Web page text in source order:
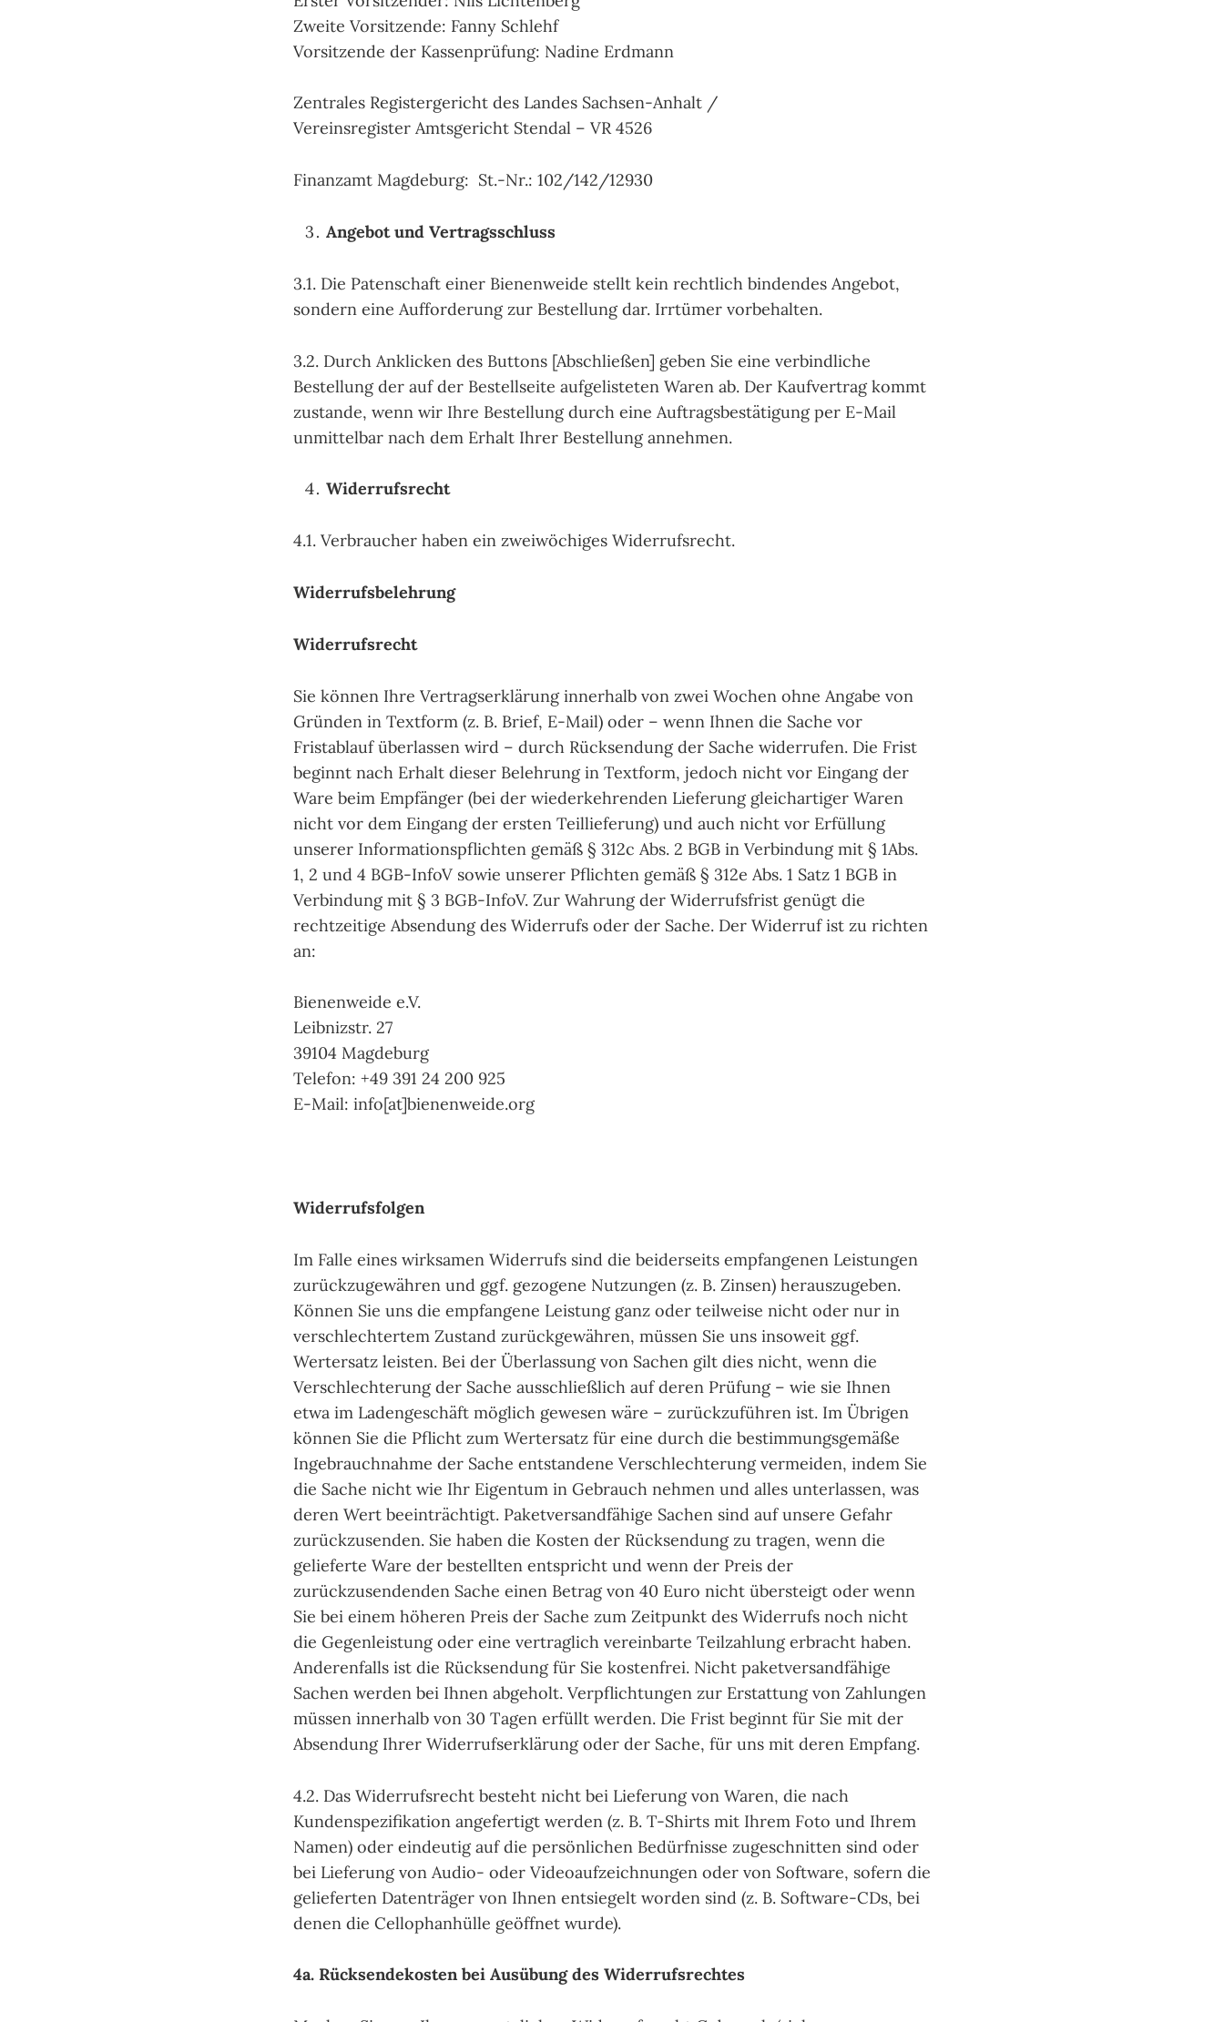
Zweite Vorsitzende: Fanny Schlehf
Vorsitzende der Kassenprüfung: Nadine Erdmann
Zentrales Registergericht des Landes Sachsen-Anhalt /
Vereinsregister Amtsgericht Stendal – VR 4526
Finanzamt Magdeburg: St.-Nr.: 102/142/12930
Angebot und Vertragsschluss
3.1. Die Patenschaft einer Bienenweide stellt kein rechtlich bindendes Angebot,
sondern eine Aufforderung zur Bestellung dar. Irrtümer vorbehalten.
3.2. Durch Anklicken des Buttons [Abschließen] geben Sie eine verbindliche
Bestellung der auf der Bestellseite aufgelisteten Waren ab. Der Kaufvertrag kommt
zustande, wenn wir Ihre Bestellung durch eine Auftragsbestätigung per E-Mail
unmittelbar nach dem Erhalt Ihrer Bestellung annehmen.
Widerrufsrecht
4.1. Verbraucher haben ein zweiwöchiges Widerrufsrecht.
Widerrufsbelehrung
Widerrufsrecht
Sie können Ihre Vertragserklärung innerhalb von zwei Wochen ohne Angabe von
Gründen in Textform (z. B. Brief, E-Mail) oder – wenn Ihnen die Sache vor
Fristablauf überlassen wird – durch Rücksendung der Sache widerrufen. Die Frist
beginnt nach Erhalt dieser Belehrung in Textform, jedoch nicht vor Eingang der
Ware beim Empfänger (bei der wiederkehrenden Lieferung gleichartiger Waren
nicht vor dem Eingang der ersten Teillieferung) und auch nicht vor Erfüllung
unserer Informationspflichten gemäß § 312c Abs. 2 BGB in Verbindung mit § 1Abs.
1, 2 und 4 BGB-InfoV sowie unserer Pflichten gemäß § 312e Abs. 1 Satz 1 BGB in
Verbindung mit § 3 BGB-InfoV. Zur Wahrung der Widerrufsfrist genügt die
rechtzeitige Absendung des Widerrufs oder der Sache. Der Widerruf ist zu richten
an:
Bienenweide e.V.
Leibnizstr. 27
39104 Magdeburg
Telefon: +49 391 24 200 925
E-Mail: info[at]bienenweide.org
Widerrufsfolgen
Im Falle eines wirksamen Widerrufs sind die beiderseits empfangenen Leistungen
zurückzugewähren und ggf. gezogene Nutzungen (z. B. Zinsen) herauszugeben.
Können Sie uns die empfangene Leistung ganz oder teilweise nicht oder nur in
verschlechtertem Zustand zurückgewähren, müssen Sie uns insoweit ggf.
Wertersatz leisten. Bei der Überlassung von Sachen gilt dies nicht, wenn die
Verschlechterung der Sache ausschließlich auf deren Prüfung – wie sie Ihnen
etwa im Ladengeschäft möglich gewesen wäre – zurückzuführen ist. Im Übrigen
können Sie die Pflicht zum Wertersatz für eine durch die bestimmungsgemäße
Ingebrauchnahme der Sache entstandene Verschlechterung vermeiden, indem Sie
die Sache nicht wie Ihr Eigentum in Gebrauch nehmen und alles unterlassen, was
deren Wert beeinträchtigt. Paketversandfähige Sachen sind auf unsere Gefahr
zurückzusenden. Sie haben die Kosten der Rücksendung zu tragen, wenn die
gelieferte Ware der bestellten entspricht und wenn der Preis der
zurückzusendenden Sache einen Betrag von 40 Euro nicht übersteigt oder wenn
Sie bei einem höheren Preis der Sache zum Zeitpunkt des Widerrufs noch nicht
die Gegenleistung oder eine vertraglich vereinbarte Teilzahlung erbracht haben.
Anderenfalls ist die Rücksendung für Sie kostenfrei. Nicht paketversandfähige
Sachen werden bei Ihnen abgeholt. Verpflichtungen zur Erstattung von Zahlungen
müssen innerhalb von 30 Tagen erfüllt werden. Die Frist beginnt für Sie mit der
Absendung Ihrer Widerrufserklärung oder der Sache, für uns mit deren Empfang.
4.2. Das Widerrufsrecht besteht nicht bei Lieferung von Waren, die nach
Kundenspezifikation angefertigt werden (z. B. T-Shirts mit Ihrem Foto und Ihrem
Namen) oder eindeutig auf die persönlichen Bedürfnisse zugeschnitten sind oder
bei Lieferung von Audio- oder Videoaufzeichnungen oder von Software, sofern die
gelieferten Datenträger von Ihnen entsiegelt worden sind (z. B. Software-CDs, bei
denen die Cellophanhülle geöffnet wurde).
4a. Rücksendekosten bei Ausübung des Widerrufsrechtes